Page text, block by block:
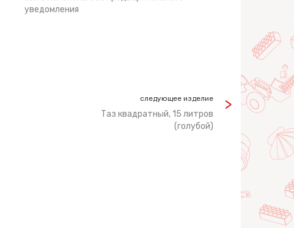
уведомления
следующее изделие
Таз квадратный, 15 литров
(голубой)